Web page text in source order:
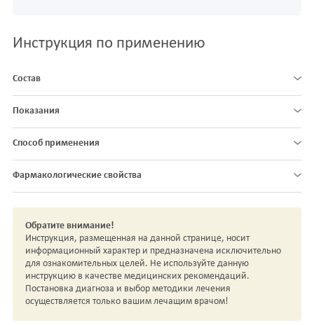
Инструкция по применению
Состав
Показания
Способ применения
Фармакологические свойства
Обратите внимание!
Инструкция, размещенная на данной странице, носит
информационный характер и предназначена исключительно
для ознакомительных целей. Не используйте данную
инструкцию в качестве медицинских рекомендаций.
Постановка диагноза и выбор методики лечения
осуществляется только вашим лечащим врачом!